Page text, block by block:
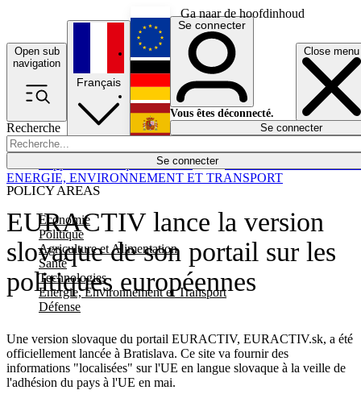
Ga naar de hoofdinhoud
Open sub
navigation
Close menu
Recherche
Se connecter
POLICY AREAS
Economie
Politique
Agriculture et Alimentation
Santé
Technologies
Energie, Environnement et Transport
Défense
Économie
Français
English
Deutsch
Español
Se connecter
Vous êtes déconnecté.
Se connecter
EURACTIV lance la version
slovaque de son portail sur les
politiques européennes
Une version slovaque du portail EURACTIV, EURACTIV.sk, a été
officiellement lancée à Bratislava. Ce site va fournir des
informations "localisées" sur l'UE en langue slovaque à la veille de
l'adhésion du pays à l'UE en mai.
ENERGIE, ENVIRONNEMENT ET TRANSPORT